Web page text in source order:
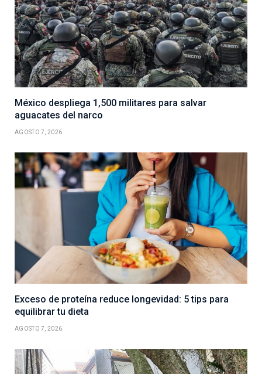
México despliega 1,500 militares para salvar
aguacates del narco
AGOSTO 7, 2026
Exceso de proteína reduce longevidad: 5 tips para
equilibrar tu dieta
AGOSTO 7, 2026